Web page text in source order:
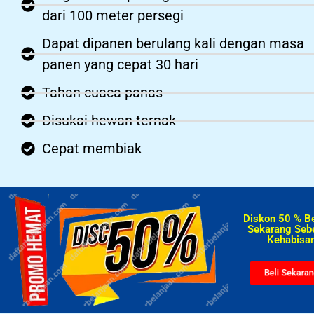
dari 100 meter persegi
Dapat dipanen berulang kali dengan masa
panen yang cepat 30 hari
Tahan cuaca panas
Disukai hewan ternak
Cepat membiak
Diskon 50 %
Sekarang
Beli